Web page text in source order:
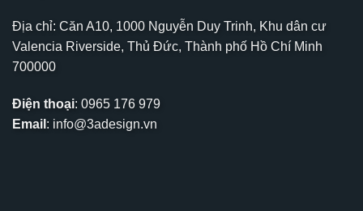
Địa chỉ: Căn A10, 1000 Nguyễn Duy Trinh, Khu dân cư
Valencia Riverside, Thủ Đức, Thành phố Hồ Chí Minh
700000
Điện thoại: 0965 176 979
Email : info@3adesign.vn